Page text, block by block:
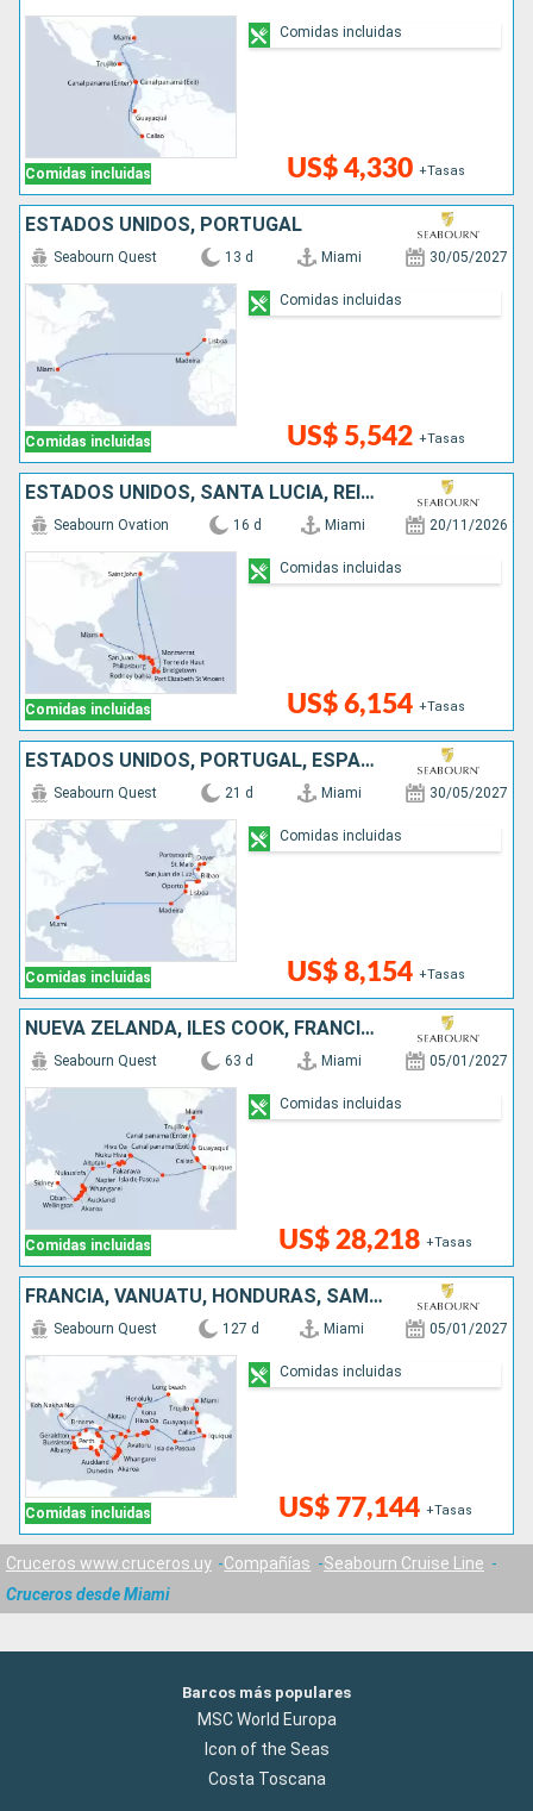
Comidas incluidas US$ 4,330 +Tasas
Comidas incluidas
ESTADOS UNIDOS, PORTUGAL
Comidas incluidas
Seabourn Quest 13 d Miami 30/05/2027
US$ 5,542 +Tasas
Comidas incluidas
ESTADOS UNIDOS, SANTA LUCIA, REINO UNIDO, BARBADOS, PUERTO RICO, SAN MARTÍN, SAN VINCENT Y LAS GRANADINAS, ANTIGUA Y BARBUDA, CANADÁ
Comidas incluidas
Seabourn Ovation 16 d Miami 20/11/2026
US$ 6,154 +Tasas
Comidas incluidas
ESTADOS UNIDOS, PORTUGAL, ESPAÑA, FRANCIA, REINO UNIDO
Comidas incluidas
Seabourn Quest 21 d Miami 30/05/2027
US$ 8,154 +Tasas
Comidas incluidas
NUEVA ZELANDA, ILES COOK, FRANCIA, ECUADOR, PERÚ, CHILE, PANAMÁ, TONGA, AUSTRALIA, ESTADOS UNIDOS, HONDURAS
Comidas incluidas
Seabourn Quest 63 d Miami 05/01/2027
US$ 28,218 +Tasas
Comidas incluidas
FRANCIA, VANUATU, HONDURAS, SAMOA, CHILE, ESTADOS UNIDOS, NUEVA ZELANDA, AUSTRALIA, TAILANDIA, PERÚ, ECUADOR, PAPÚA NUEVA GUINEA, PANAMÁ, FIDJI (ISLAS), NUEVA CALEDONIA, TONGA, ILES COOK
Comidas incluidas
Seabourn Quest 127 d Miami 05/01/2027
US$ 77,144 +Tasas
Comidas incluidas
Cruceros www.cruceros.uy Compañías
Seabourn Cruise Line
Cruceros desde Miami
Barcos más populares
MSC World Europa
Icon of the Seas
Costa Toscana